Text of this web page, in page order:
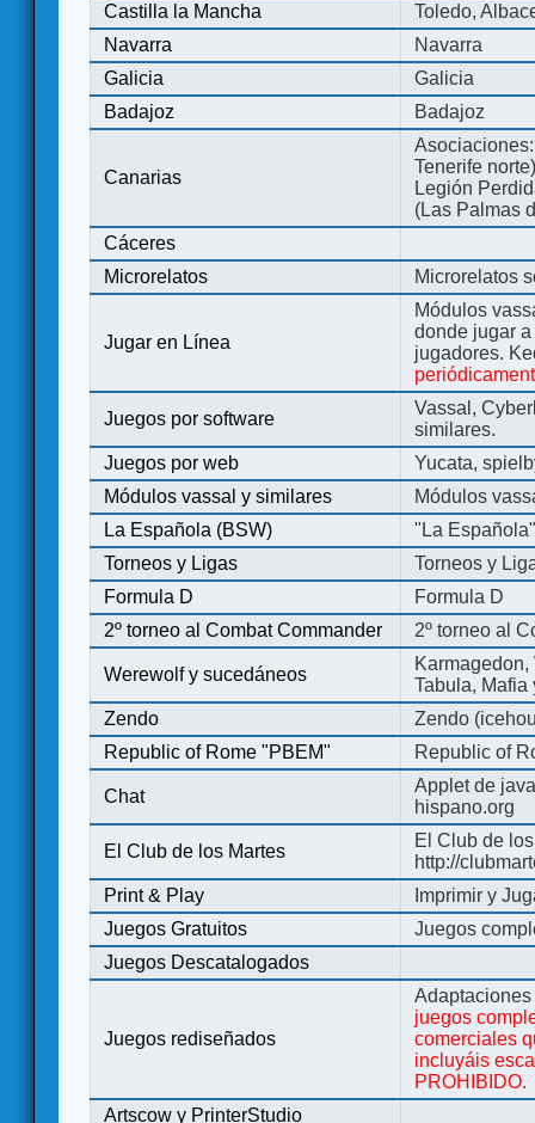
Castilla la Mancha
Toledo,
Navarra
Navarra
Galicia
Galicia
Badajoz
Badajoz
Canarias
Tenerife
Legión
(Las Palmas
Cáceres
Microrelatos
Microrelatos
Jugar en Línea
Módulos
donde jugar
jugadores.
Juegos por software
Vassal,
similares.
Juegos por web
Yucata,
Módulos vassal y similares
Módulos
La Española (BSW)
"La
Torneos y Ligas
Torneos y
Formula D
Formula D
2º torneo al Combat Commander
2º torneo al
Werewolf y sucedáneos
Tabula, Mafia
Zendo
Zendo
Republic of Rome "PBEM"
Republic of
Chat
Applet de
hispano.org
El Club de los Martes
El Club de
http://
Print & Play
Imprimir y
Juegos Gratuitos
Juegos
Juegos Descatalogados
Juegos rediseñados
juegos
comerciales
incluyáis
PROHIBIDO.
Artscow y PrinterStudio